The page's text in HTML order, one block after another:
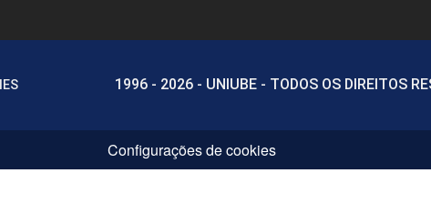
1996 - 2026 - UNIUBE - TODOS OS DIREITOS
Configurações de cookies